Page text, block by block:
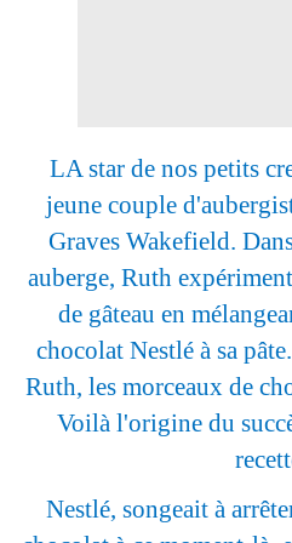
LA star de nos petits
jeune couple
Graves Wakefield.
auberge, Ruth
de gâteau en
chocolat Nestlé à sa
Ruth, les morceaux de
Voilà l'origine du
Nestlé, songeait à